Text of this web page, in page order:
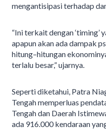
mengantisipasi terhadap
“Ini terkait dengan ‘timing’
apapun akan ada dampak
hitung–hitungan
terlalu besar,” ujarnya.
Seperti diketahui, Patra
Tengah memperluas
Tengah dan Daerah
ada 916.000 kendaraan